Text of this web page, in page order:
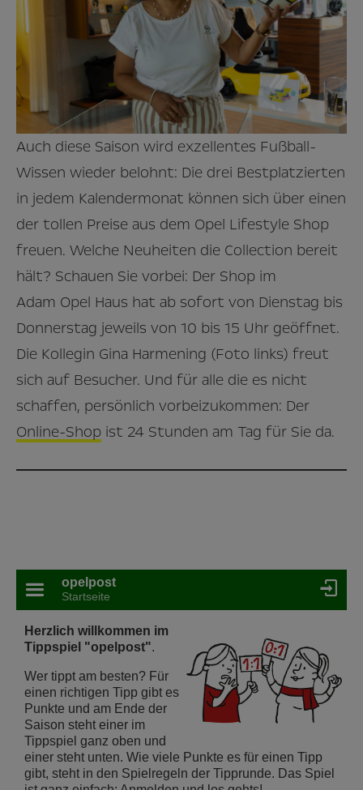
Auch diese Saison wird exzellentes Fußball-
Wissen wieder belohnt: Die drei Bestplatzierten
in jedem Kalendermonat können sich über einen
der tollen Preise aus dem Opel Lifestyle Shop
freuen. Welche Neuheiten die Collection bereit
hält? Schauen Sie vorbei: Der Shop im
Adam Opel Haus hat ab sofort von Dienstag bis
Donnerstag jeweils von 10 bis 15 Uhr geöffnet.
Die Kollegin Gina Harmening (Foto links) freut
sich auf Besucher. Und für alle die es nicht
schaffen, persönlich vorbeizukommen: Der
Online-Shop ist 24 Stunden am Tag für Sie da.